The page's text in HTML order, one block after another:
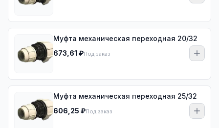
Муфта механическая переходная 20/32
673,61 ₽Под заказ
Муфта механическая переходная 25/32
606,25 ₽Под заказ